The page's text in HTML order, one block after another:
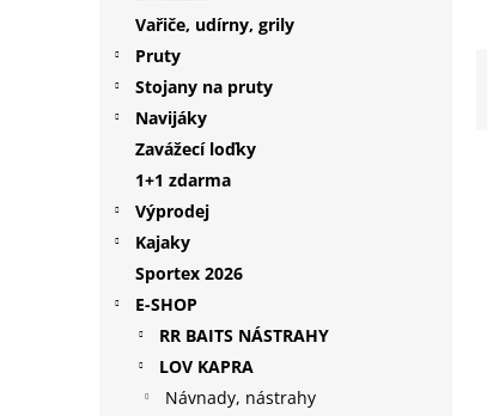
Vařiče, udírny, grily
Pruty
Stojany na pruty
Navijáky
Zavážecí loďky
1+1 zdarma
Výprodej
Kajaky
Sportex 2026
E-SHOP
RR BAITS NÁSTRAHY
LOV KAPRA
Návnady, nástrahy